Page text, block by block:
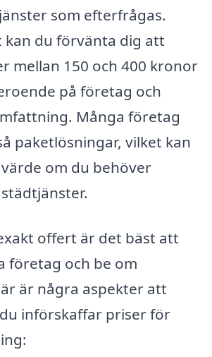
som efterfrågas.
kan du förvänta dig att
mellan 150 och 400 kronor
på företag och
Många företag
paketlösningar, vilket kan
om du behöver
offert är det bäst att
företag och be om
är några aspekter att
införskaffar priser för